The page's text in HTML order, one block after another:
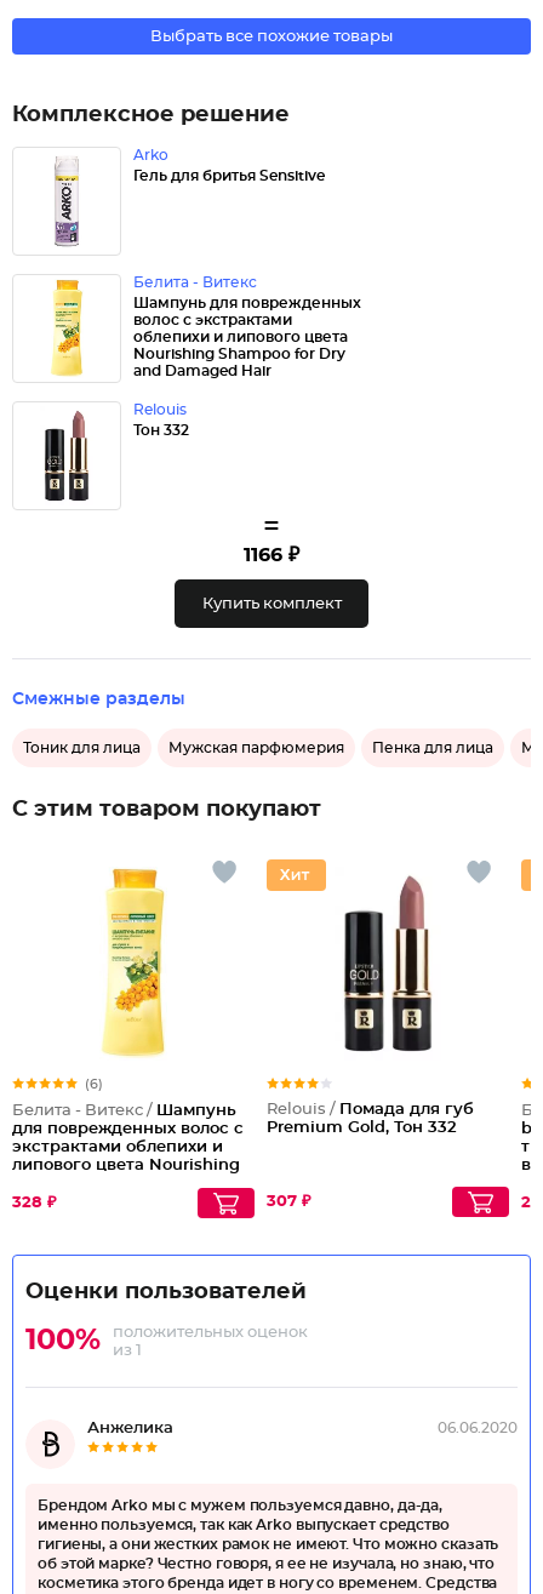
Выбрать все похожие товары
Комплексное решение
Arko
Гель для бритья Sensitive
Белита - Витекс
Шампунь для поврежденных
волос с экстрактами
облепихи и липового цвета
Nourishing Shampoo for Dry
and Damaged Hair
Relouis
Тон 332
=
1166 ₽
Купить комплект
Смежные разделы
Тоник для лица Мужская парфюмерия Пенка для лица
С этим товаром покупают
(6)
Белита - Витекс / Шампунь
для поврежденных волос с
экстрактами облепихи и
липового цвета Nourishing
Damaged Hair
328 ₽
Relouis / Помада для губ
Premium Gold, Тон 332
307 ₽
Оценки пользователей
100%
положительных оценок
из 1
Анжелика 06.06.2020
Брендом Arko мы с мужем пользуемся давно, да-да,
именно пользуемся, так как Arko выпускает средство
гигиены, а они жестких рамок не имеют. Что можно сказать
об этой марке? Честно говоря, я ее не изучала, но знаю, что
косметика этого бренда идет в ногу со временем. Средства